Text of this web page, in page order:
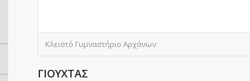
Κλειστό Γυμναστήριο Αρχάνων
ΓΙΟΥΧΤΑΣ